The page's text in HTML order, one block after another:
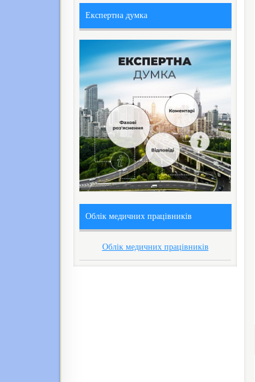
Експертна думка
Облік медичних працівників
Облік медичних працівників